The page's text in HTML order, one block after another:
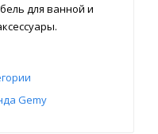
для ванной и
Gemy